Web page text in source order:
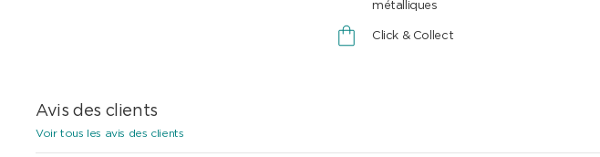
métalliques
Click & Collect
Avis des clients
Voir tous les avis des clients